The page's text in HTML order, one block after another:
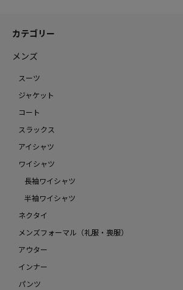
カテゴリー
メンズ
スーツ
ジャケット
コート
スラックス
アイシャツ
ワイシャツ
長袖ワイシャツ
半袖ワイシャツ
ネクタイ
メンズフォーマル（礼服・喪服）
アウター
インナー
パンツ